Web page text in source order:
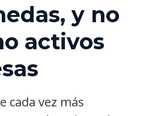
y no
activos
cada vez más